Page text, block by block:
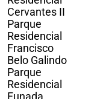
Cervantes II
Parque
Residencial
Francisco
Belo Galindo
Parque
Residencial